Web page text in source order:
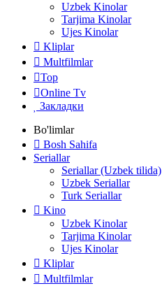
Uzbek Kinolar
Tarjima Kinolar
Ujes Kinolar
Kliplar
Multfilmlar
Top
Online Tv
Закладки
Bo'limlar
Bosh Sahifa
Seriallar
Seriallar (Uzbek tilida)
Uzbek Seriallar
Turk Seriallar
Kino
Uzbek Kinolar
Tarjima Kinolar
Ujes Kinolar
Kliplar
Multfilmlar